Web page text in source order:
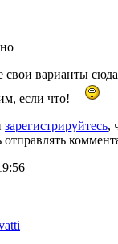
варианты
если что!
зарегистрируйтесь,